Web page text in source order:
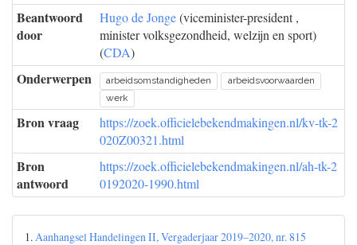
Beantwoord
door
Hugo de Jonge(viceminister-president ,
minister volksgezondheid, welzijn en sport)
(CDA)
Onderwerpen arbeidsomstandigheden
arbeidsvoorwaarden
werk
Bron vraag
https://zoek.officielebekendmakingen.nl/kv-tk-2
020Z00321.html
Bron
antwoord
https://zoek.officielebekendmakingen.nl/ah-tk-2
0192020-1990.html
1.Aanhangsel Handelingen II, Vergaderjaar 2019–2020, nr. 815